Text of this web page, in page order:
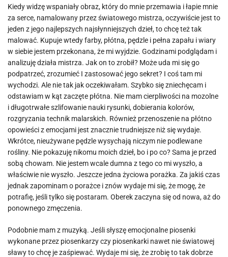
Kiedy widzę wspaniały obraz, który do mnie przemawia i łapie mnie
za serce, namalowany przez światowego mistrza, oczywiście jest to
jeden z jego najlepszych najsłynniejszych dzieł, to chcę też tak
malować. Kupuje wtedy farby, płótna, pędzle i pełna zapału i wiary
w siebie jestem przekonana, że mi wyjdzie. Godzinami podglądam i
analizuję działa mistrza. Jak on to zrobił? Może uda mi się go
podpatrzeć, zrozumieć I zastosować jego sekret? I coś tam mi
wychodzi. Ale nie tak jak oczekiwałam. Szybko się zniechęcam i
odstawiam w kąt zaczęte płótna. Nie mam cierpliwości na mozolne
i długotrwałe szlifowanie nauki rysunki, dobierania kolorów,
rozgryzania technik malarskich. Również przenoszenie na płótno
opowieści z emocjami jest znacznie trudniejsze niż się wydaje.
Wkrótce, nieużywane pędzle wysychają niczym nie podlewane
rośliny. Nie pokazuję nikomu moich dzieł, bo i po co? Sama je przed
sobą chowam. Nie jestem wcale dumna z tego co mi wyszło, a
właściwie nie wyszło. Jeszcze jedna życiowa porażka. Za jakiś czas
jednak zapominam o porażce i znów wydaje mi się, że mogę, że
potrafię, jeśli tylko się postaram. Oberek zaczyna się od nowa, aż do
ponownego zmęczenia.
Podobnie mam z muzyką. Jeśli słyszę emocjonalne piosenki
wykonane przez piosenkarzy czy piosenkarki nawet nie światowej
sławy to chcę je zaśpiewać. Wydaje mi się, że zrobię to tak dobrze